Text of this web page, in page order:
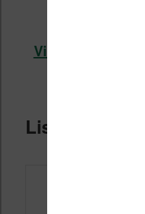
Vivlio Inkpad
Liseuse Vivlio